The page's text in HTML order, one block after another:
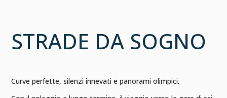
STRADE DA SOGNO
Curve perfette, silenzi innevati e panorami olimpici.